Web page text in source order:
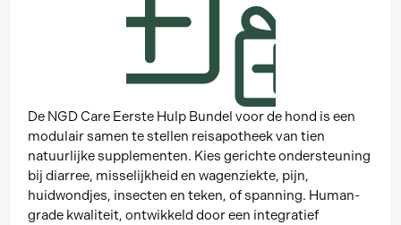
De NGD Care Eerste Hulp Bundel voor de hond is een
modulair samen te stellen reisapotheek van tien
natuurlijke supplementen. Kies gerichte ondersteuning
bij diarree, misselijkheid en wagenziekte, pijn,
huidwondjes, insecten en teken, of spanning. Human-
grade kwaliteit, ontwikkeld door een integratief